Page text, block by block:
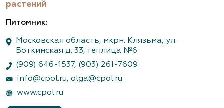
растений
Питомник:
Московская область, мкрн. Клязьма, ул.
Боткинская д. 33, теплица №6
(909) 646-1537, (903) 261-7609
info@cpol.ru, olga@cpol.ru
www.cpol.ru